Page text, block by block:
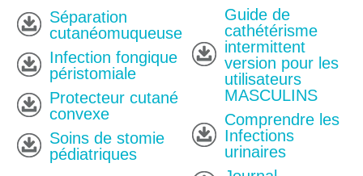
Séparation
cutanéomuqueuse
Infection fongique
péristomiale
Protecteur cutané
convexe
Soins de stomie
pédiatriques
Guide de
cathétérisme
intermittent
version pour les
utilisateurs
MASCULINS
Comprendre les
Infections
urinaires